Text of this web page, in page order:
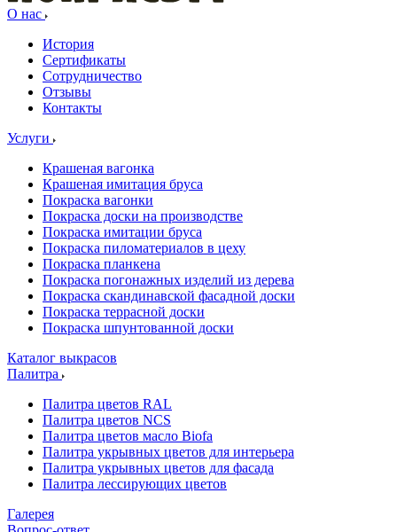
О нас
История
Сертификаты
Сотрудничество
Отзывы
Контакты
Услуги
Крашеная вагонка
Крашеная имитация бруса
Покраска вагонки
Покраска доски на производстве
Покраска имитации бруса
Покраска пиломатериалов в цеху
Покраска планкена
Покраска погонажных изделий из дерева
Покраска скандинавской фасадной доски
Покраска террасной доски
Покраска шпунтованной доски
Каталог выкрасов
Палитра
Палитра цветов RAL
Палитра цветов NCS
Палитра цветов масло Biofa
Палитра укрывных цветов для интерьера
Палитра укрывных цветов для фасада
Палитра лессирующих цветов
Галерея